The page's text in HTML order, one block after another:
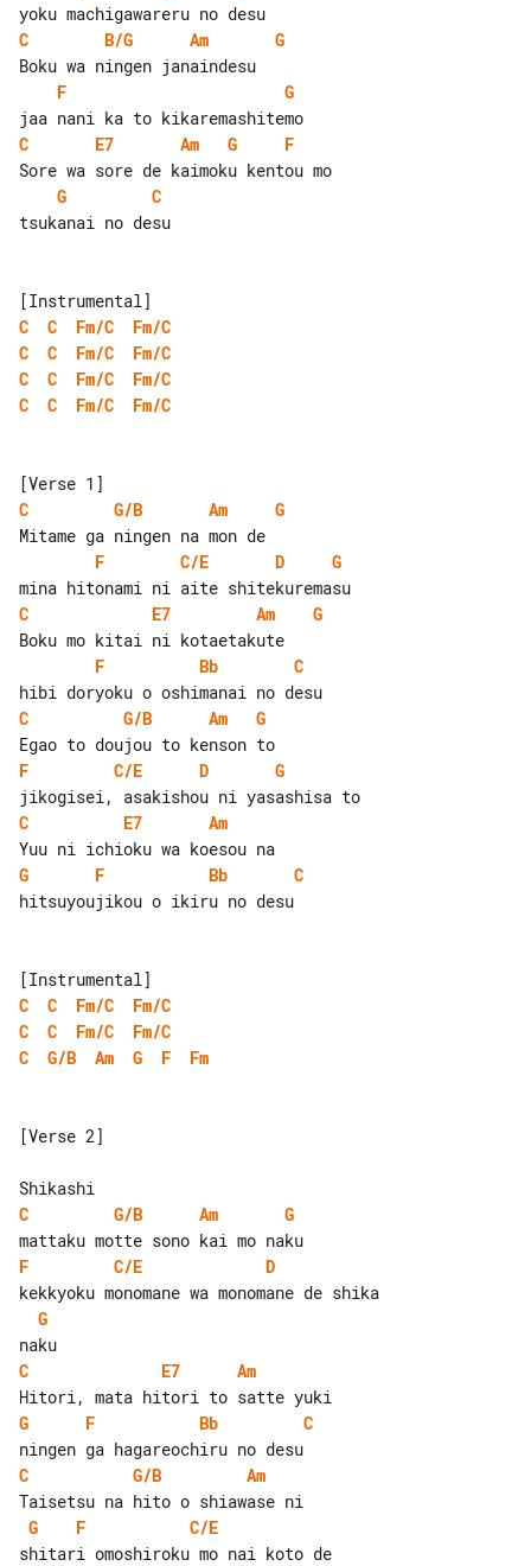
C
B/G Am
G
F
G
C
E7 Am G
F
G
C
tsukanai no desu
C
C Fm/C
Fm/C
C
C Fm/C
Fm/C
C
C Fm/C
Fm/C
C
C Fm/C Fm/C
C
G/B Am
G
F
C/E D
G
C
E7 Am
G
F
Bb
C
C
G/B Am
G
F
C/E D
G
C
E7
Am
G
F Bb
C
hitsuyoujikou o ikiru no desu
C
C Fm/C
Fm/C
C
C Fm/C
Fm/C
C
G/B Am G F Fm
[Verse 2]
C
G/B Am
G
F
C/E
D
G
C
E7
Am
G
F Bb
C
C
G/B
Am
G
F
C/E